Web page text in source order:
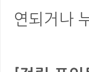
연되거나